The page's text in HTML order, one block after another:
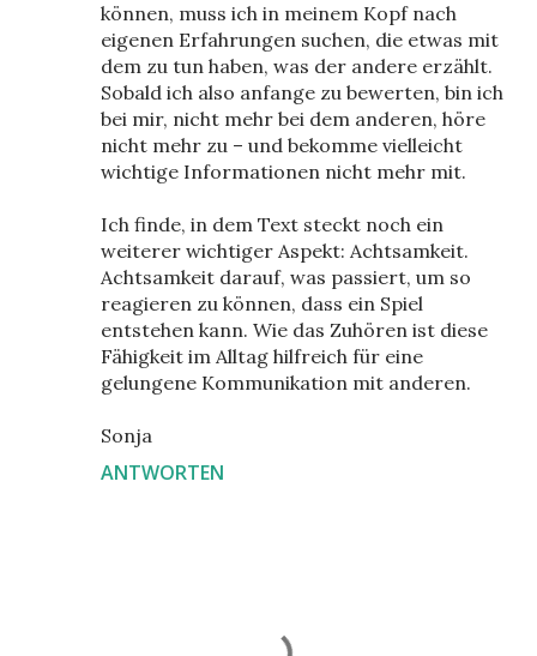
können, muss ich in meinem Kopf nach
eigenen Erfahrungen suchen, die etwas mit
dem zu tun haben, was der andere erzählt.
Sobald ich also anfange zu bewerten, bin ich
bei mir, nicht mehr bei dem anderen, höre
nicht mehr zu – und bekomme vielleicht
wichtige Informationen nicht mehr mit.
Ich finde, in dem Text steckt noch ein
weiterer wichtiger Aspekt: Achtsamkeit.
Achtsamkeit darauf, was passiert, um so
reagieren zu können, dass ein Spiel
entstehen kann. Wie das Zuhören ist diese
Fähigkeit im Alltag hilfreich für eine
gelungene Kommunikation mit anderen.
Sonja
ANTWORTEN